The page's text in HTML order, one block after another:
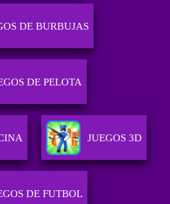
DE BURBUJAS
DE PELOTA
JUEGOS 3D
DE FUTBOL